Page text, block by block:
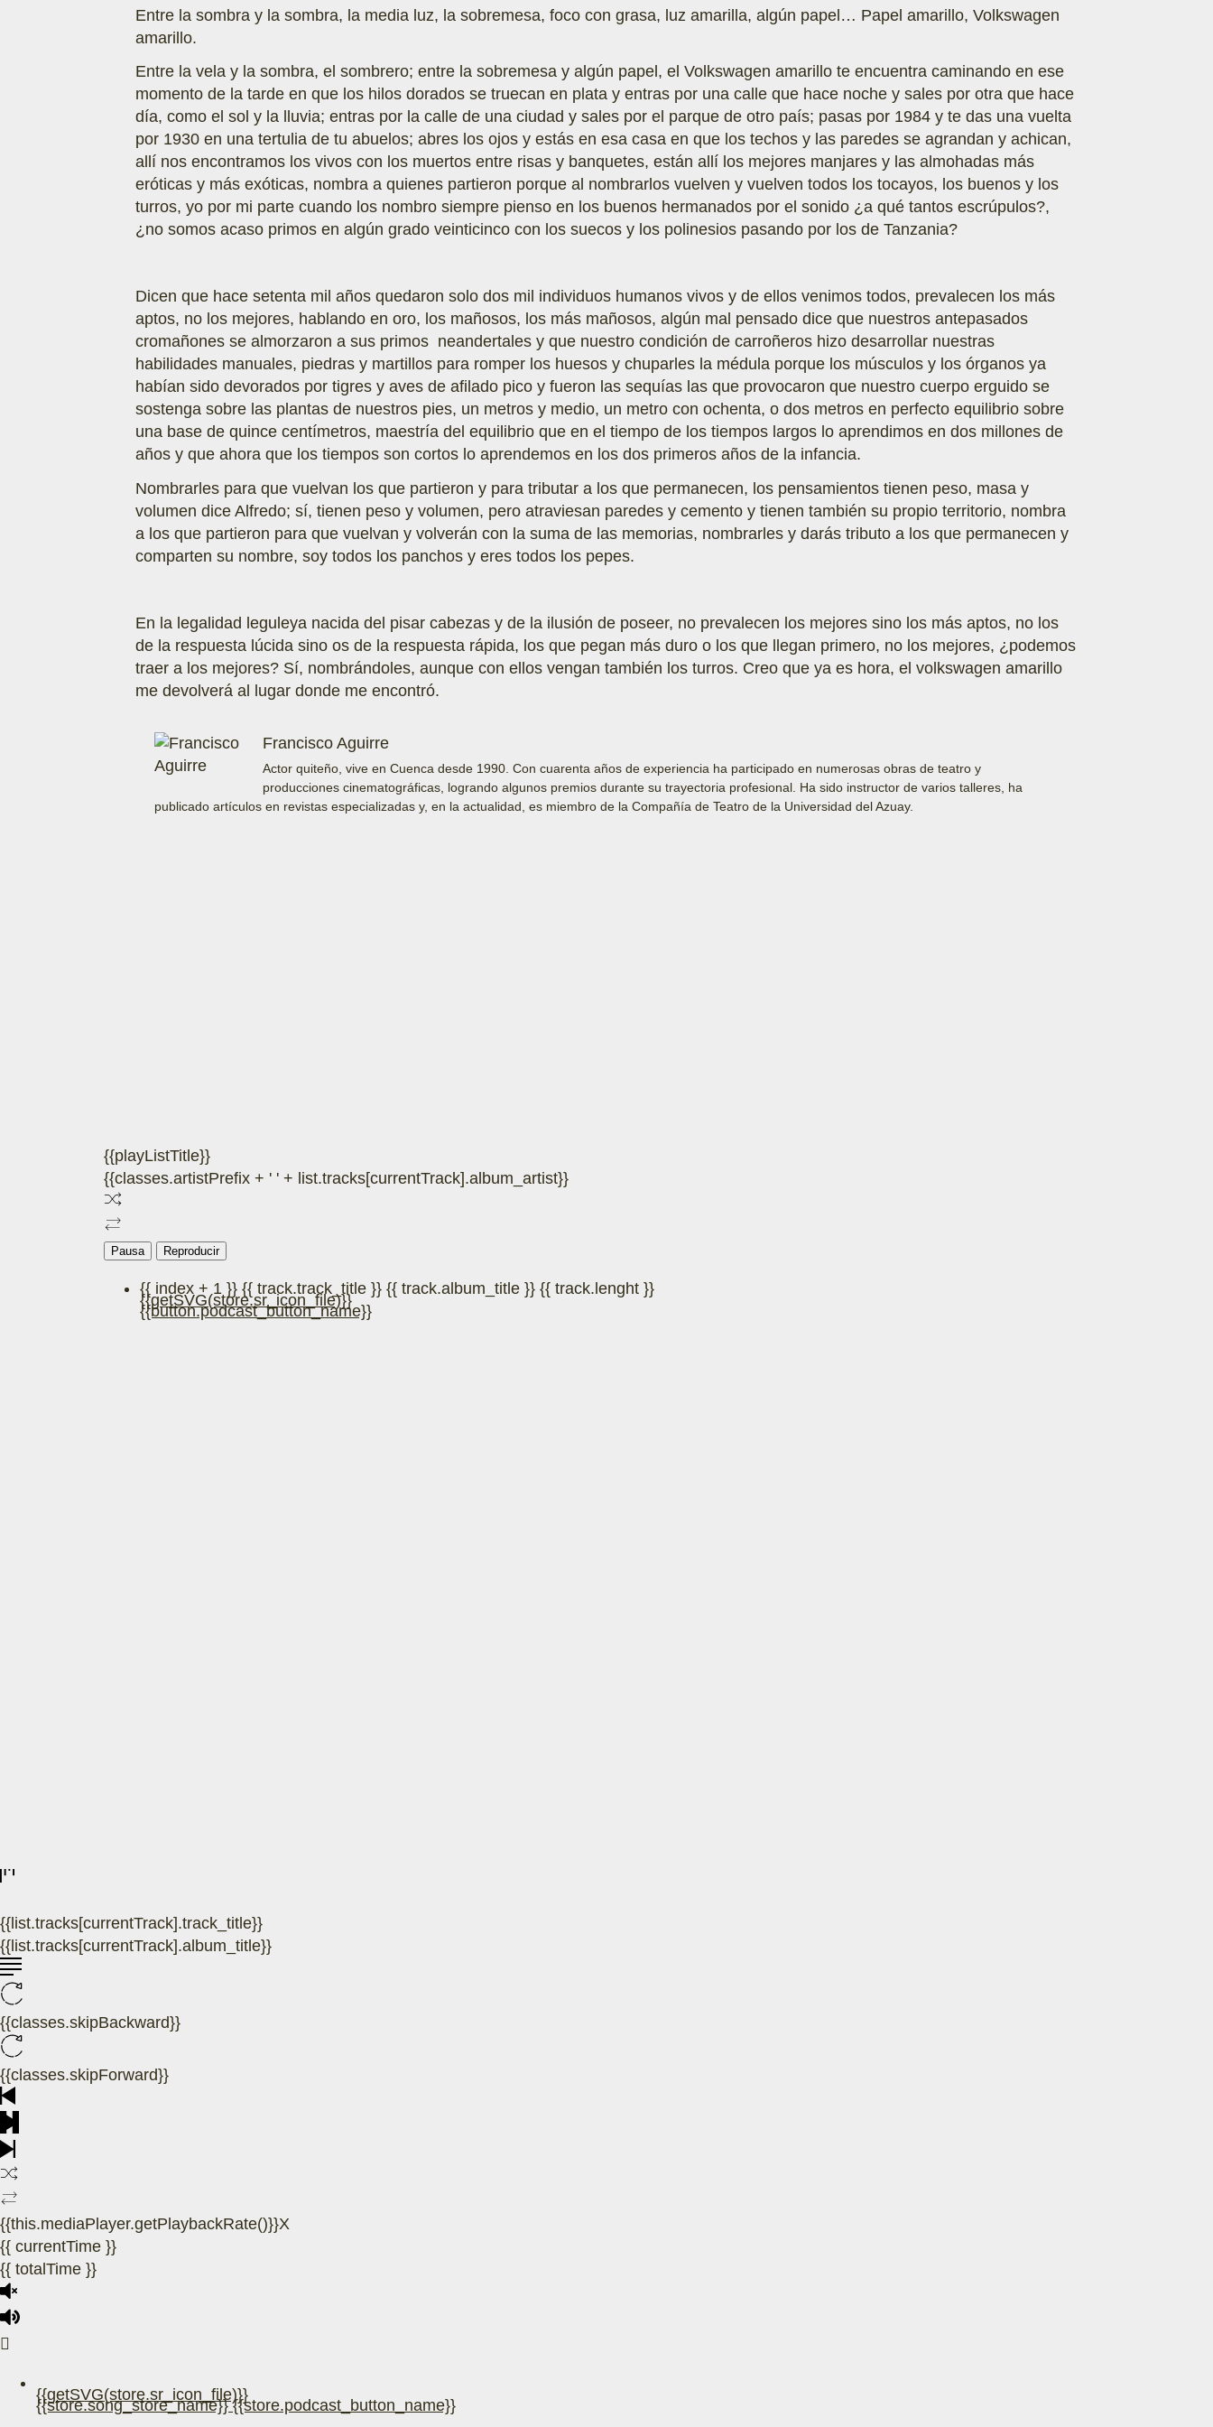
Entre la sombra y la sombra, la media luz, la sobremesa, foco con grasa, luz amarilla, algún papel… Papel amarillo, Volkswagen
amarillo.
Entre la vela y la sombra, el sombrero; entre la sobremesa y algún papel, el Volkswagen amarillo te encuentra caminando en ese
momento de la tarde en que los hilos dorados se truecan en plata y entras por una calle que hace noche y sales por otra que hace
día, como el sol y la lluvia; entras por la calle de una ciudad y sales por el parque de otro país; pasas por 1984 y te das una vuelta
por 1930 en una tertulia de tu abuelos; abres los ojos y estás en esa casa en que los techos y las paredes se agrandan y achican,
allí nos encontramos los vivos con los muertos entre risas y banquetes, están allí los mejores manjares y las almohadas más
eróticas y más exóticas, nombra a quienes partieron porque al nombrarlos vuelven y vuelven todos los tocayos, los buenos y los
turros, yo por mi parte cuando los nombro siempre pienso en los buenos hermanados por el sonido ¿a qué tantos escrúpulos?,
¿no somos acaso primos en algún grado veinticinco con los suecos y los polinesios pasando por los de Tanzania?
Dicen que hace setenta mil años quedaron solo dos mil individuos humanos vivos y de ellos venimos todos, prevalecen los más
aptos, no los mejores, hablando en oro, los mañosos, los más mañosos, algún mal pensado dice que nuestros antepasados
cromañones se almorzaron a sus primos neandertales y que nuestro condición de carroñeros hizo desarrollar nuestras
habilidades manuales, piedras y martillos para romper los huesos y chuparles la médula porque los músculos y los órganos ya
habían sido devorados por tigres y aves de afilado pico y fueron las sequías las que provocaron que nuestro cuerpo erguido se
sostenga sobre las plantas de nuestros pies, un metros y medio, un metro con ochenta, o dos metros en perfecto equilibrio sobre
una base de quince centímetros, maestría del equilibrio que en el tiempo de los tiempos largos lo aprendimos en dos millones de
años y que ahora que los tiempos son cortos lo aprendemos en los dos primeros años de la infancia.
Nombrarles para que vuelvan los que partieron y para tributar a los que permanecen, los pensamientos tienen peso, masa y
volumen dice Alfredo; sí, tienen peso y volumen, pero atraviesan paredes y cemento y tienen también su propio territorio, nombra
a los que partieron para que vuelvan y volverán con la suma de las memorias, nombrarles y darás tributo a los que permanecen y
comparten su nombre, soy todos los panchos y eres todos los pepes.
En la legalidad leguleya nacida del pisar cabezas y de la ilusión de poseer, no prevalecen los mejores sino los más aptos, no los
de la respuesta lúcida sino os de la respuesta rápida, los que pegan más duro o los que llegan primero, no los mejores, ¿podemos
traer a los mejores? Sí, nombrándoles, aunque con ellos vengan también los turros. Creo que ya es hora, el volkswagen amarillo
me devolverá al lugar donde me encontró.
Francisco Aguirre
Actor quiteño, vive en Cuenca desde 1990. Con cuarenta años de experiencia ha participado en numerosas obras de teatro y
producciones cinematográficas, logrando algunos premios durante su trayectoria profesional. Ha sido instructor de varios talleres, ha
publicado artículos en revistas especializadas y, en la actualidad, es miembro de la Compañía de Teatro de la Universidad del Azuay.
{{playListTitle}}
{{classes.artistPrefix + ' ' + list.tracks[currentTrack].album_artist}}
Pausa Reproducir
{{ index + 1 }} {{ track.track_title }} {{ track.album_title }} {{ track.lenght }}
{{getSVG(store.sr_icon_file)}}
{{button.podcast_button_name}}
{{list.tracks[currentTrack].track_title}}
{{list.tracks[currentTrack].album_title}}
{{classes.skipBackward}}
{{classes.skipForward}}
{{this.mediaPlayer.getPlaybackRate()}}X
{{ currentTime }}
{{ totalTime }}
{{getSVG(store.sr_icon_file)}}
{{store.song_store_name}} {{store.podcast_button_name}}